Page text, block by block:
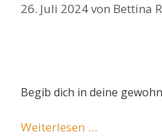
26. Juli 2024von Bettina
Begib dich in deine
Weiterlesen …